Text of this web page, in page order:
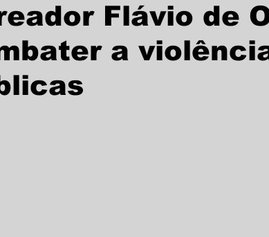
Flávio de
a